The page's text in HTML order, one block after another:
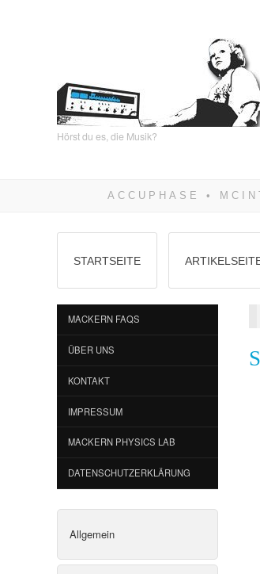
Hörst du es, die Musik?
STARTSEITE
MACKERN FAQS
ÜBER UNS
KONTAKT
IMPRESSUM
MACKERN PHYSICS LAB
DATENSCHUTZERKLÄRUNG
Allgemein